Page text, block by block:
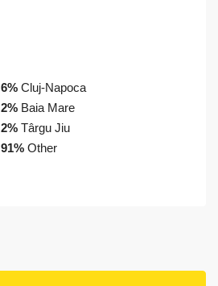
6% Cluj-Napoca
2% Baia Mare
2% Târgu Jiu
91% Other